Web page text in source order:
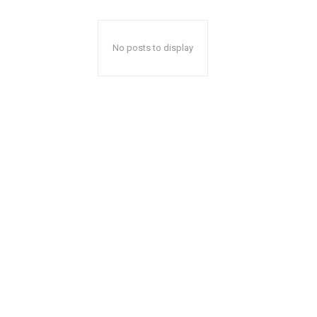
No posts to display